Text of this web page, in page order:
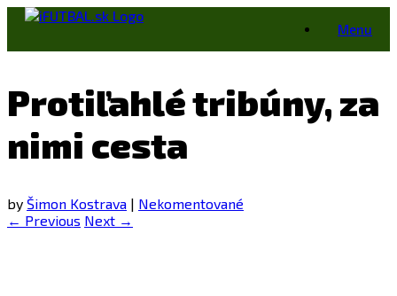
Skip
content
Menu
Protiľahlé tribúny, za
nimi cesta
by Šimon Kostrava | Nekomentované
← Previous Next →